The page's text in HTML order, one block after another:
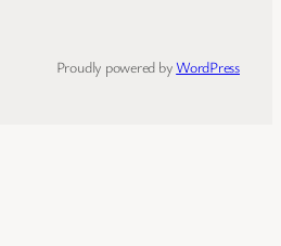
Proudly powered byWordPress